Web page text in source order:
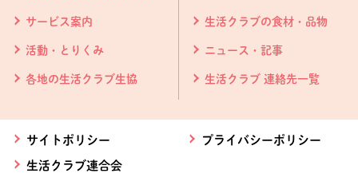
サービス案内 生活クラブの食材・品物
活動・とりくみ ニュース・記事
各地の生活クラブ生協 生活クラブ 連絡先一覧
サイトポリシー プライバシーポリシー
生活クラブ連合会